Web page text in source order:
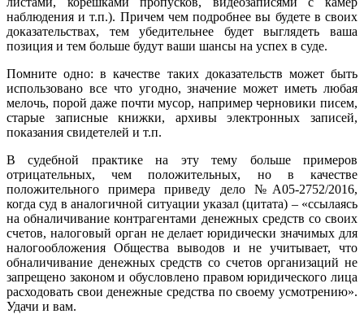
наблюдения и т.п.). Причем чем подробнее вы будете в своих
доказательствах, тем убедительнее будет выглядеть ваша
позиция и тем больше будут ваши шансы на успех в суде.
Помните одно: в качестве таких доказательств может быть
использовано все что угодно, значение может иметь любая
мелочь, порой даже почти мусор, например черновики писем,
старые записные книжки, архивы электронных записей,
показания свидетелей и т.п.
В судебной практике на эту тему больше примеров
отрицательных, чем положительных, но в качестве
положительного примера приведу дело №А05-2752/2016,
когда суд в аналогичной ситуации указал (цитата) – «ссылаясь
на обналичивание контрагентами денежных средств со своих
счетов, налоговый орган не делает юридически значимых для
налогообложения Общества выводов и не учитывает, что
обналичивание денежных средств со счетов организаций не
запрещено законом и обусловлено правом юридического лица
расходовать свои денежные средства по своему усмотрению».
Удачи и вам.